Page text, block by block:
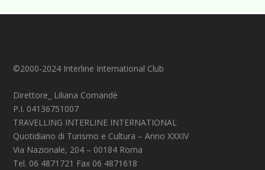
©2000-2024 Interline International Club
Direttore_ Liliana Comandè
P.I. 04136751007
TRAVELLING INTERLINE INTERNATIONAL
Quotidiano di Turismo e Cultura – Anno XXXIV
Via Nazionale, 204 – 00184 Roma
Tel. 06 4871721 Fax 06 4871618